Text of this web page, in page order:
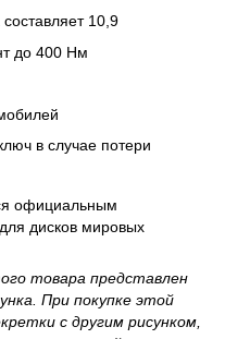
10,9
до 400 Нм
в случае потери
официальным
дисков мировых
товара представлен
При покупке этой
с другим рисунком,